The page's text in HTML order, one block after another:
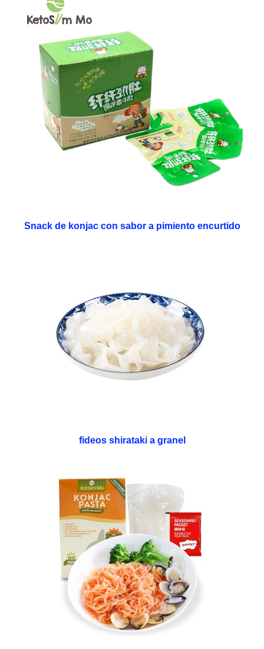
Snack de konjac con sabor a pimiento encurtido
fideos shirataki a granel